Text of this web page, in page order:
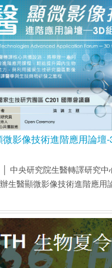
影像技術進階應用論壇
中央研究院生醫轉譯研究
生醫顯微影像技術進階應用